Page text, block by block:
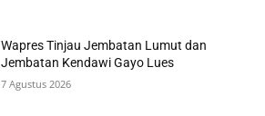
Wapres Tinjau Jembatan Lumut dan
Jembatan Kendawi Gayo Lues
7 Agustus 2026